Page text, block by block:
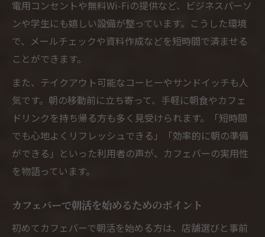
電用コンセントや無料Wi-Fiの提供など、ビジネスパーソ
ンや学生にも嬉しい設備が整っています。こうした環境
で、メールチェックや資料作成などを短時間で済ませる
ことができます。
また、テイクアウト可能なコーヒーやサンドイッチも人
気です。朝の移動前に立ち寄って、手軽に朝食やカフェ
ドリンクを持ち帰る方も多く見受けられます。「短時間
でも心地よくリフレッシュできる」「効率的に朝の準備
ができる」といった利用者の声が、カフェバーの実用性
を物語っています。
カフェバーで朝活を始めるためのポイント
初めてカフェバーで朝活を始める方は、店舗選びと事前